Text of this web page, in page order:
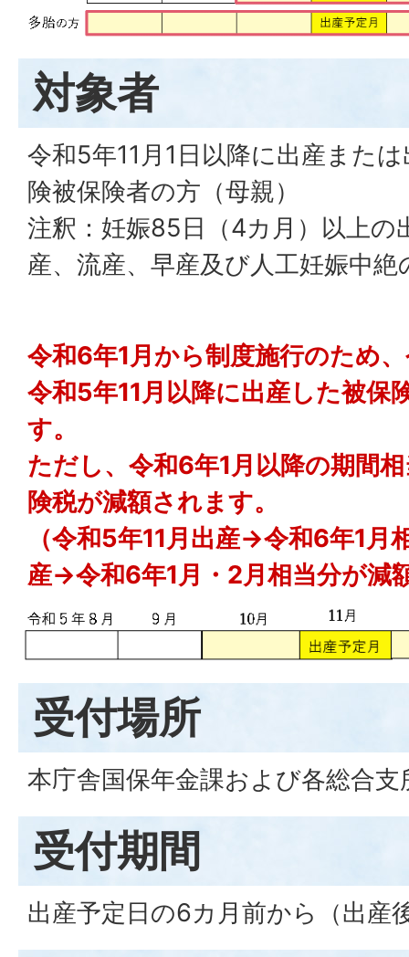
対象者
令和5年11月1日以降に出産また
険被保険者の方（母親）
注釈：妊娠85日（4カ月）以上の
産、流産、早産及び人工妊娠中
令和6年1月から制度施行のため
令和5年11月以降に出産した被保
す。
ただし、令和6年1月以降の期間
険税が減額されます。
（令和5年11月出産→令和6年1月
産→令和6年1月・2月相当分が減
受付場所
本庁舎国保年金課および各総合支
受付期間
出産予定日の6カ月前から（出産